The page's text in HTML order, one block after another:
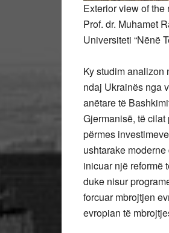
Exterior view of the
Prof. dr. Muhamet
Universiteti “Nënë
Ky studim analizon
ndaj Ukrainës nga
anëtare të
Gjermanisë, të
përmes
ushtarake
inicuar një reformë
duke nisur
forcuar mbrojtjen
evropian të